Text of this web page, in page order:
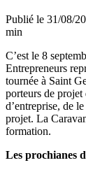
Publié le 31/08/
min
C’est le 8
Entrepreneurs
tournée à Saint
porteurs de
d’entreprise, de
projet. La
formation.
Les prochianes